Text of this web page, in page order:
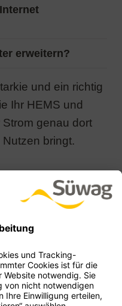
und ein richtig
Ihr HEMS und
genau dort
bringt.
sich unsicher
HEMS einen
jederzeit